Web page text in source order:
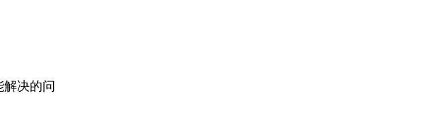
决的问